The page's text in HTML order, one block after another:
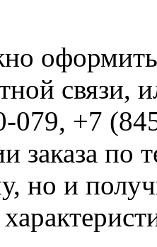
оформить
связи,
079, +7
заказа по
но и